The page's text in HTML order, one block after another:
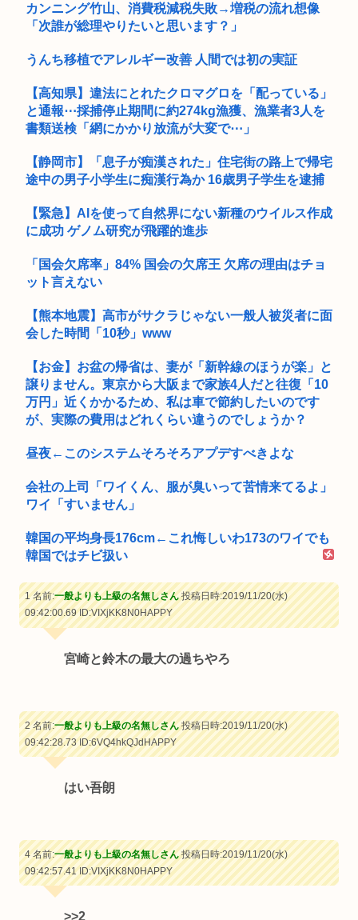
カンニング竹山、消費税減税失敗→増税の流れ想像
「次誰が総理やりたいと思います？」
うんち移植でアレルギー改善 人間では初の実証
【高知県】違法にとれたクロマグロを「配っている」
と通報⋯採捕停止期間に約274kg漁獲、漁業者3人を
書類送検「網にかかり放流が大変で⋯」
【静岡市】「息子が痴漢された」住宅街の路上で帰宅
途中の男子小学生に痴漢行為か 16歳男子学生を逮捕
【緊急】AIを使って自然界にない新種のウイルス作成
に成功 ゲノム研究が飛躍的進歩
「国会欠席率」84% 国会の欠席王 欠席の理由はチョ
ット言えない
【熊本地震】高市がサクラじゃない一般人被災者に面
会した時間「10秒」www
【お金】お盆の帰省は、妻が「新幹線のほうが楽」と
譲りません。東京から大阪まで家族4人だと往復「10
万円」近くかかるため、私は車で節約したいのです
が、実際の費用はどれくらい違うのでしょうか？
昼夜←このシステムそろそろアプデすべきよな
会社の上司「ワイくん、服が臭いって苦情来てるよ」
ワイ「すいません」
韓国の平均身長176cm←これ悔しいわ173のワイでも
韓国ではチビ扱い
1 名前:一般よりも上級の名無しさん投稿日時:2019/11/20(水)
09:42:00.69ID:VIXjKK8N0HAPPY
宮崎と鈴木の最大の過ちやろ
2 名前:一般よりも上級の名無しさん投稿日時:2019/11/20(水)
09:42:28.73ID:6VQ4hkQJdHAPPY
はい吾朗
4 名前:一般よりも上級の名無しさん投稿日時:2019/11/20(水)
09:42:57.41ID:VIXjKK8N0HAPPY
>>2